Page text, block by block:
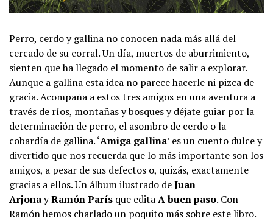
Perro, cerdo y gallina no conocen nada más allá del
cercado de su corral. Un día, muertos de aburrimiento,
sienten que ha llegado el momento de salir a explorar.
Aunque a gallina esta idea no parece hacerle ni pizca de
gracia. Acompaña a estos tres amigos en una aventura a
través de ríos, montañas y bosques y déjate guiar por la
determinación de perro, el asombro de cerdo o la
cobardía de gallina. ‘Amiga gallina’ es un cuento dulce y
divertido que nos recuerda que lo más importante son los
amigos, a pesar de sus defectos o, quizás, exactamente
gracias a ellos. Un álbum ilustrado deJuan
ArjonayRamón París que editaA buen paso. Con
Ramón hemos charlado un poquito más sobre este libro.